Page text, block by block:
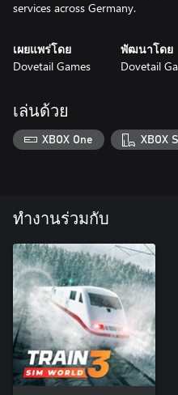
เผยแพร่โดย
Dovetail Games
พัฒนาโดย
Dovetail
เล่นด้วย
XBOX One XBOX
ทำงานร่วมกับ